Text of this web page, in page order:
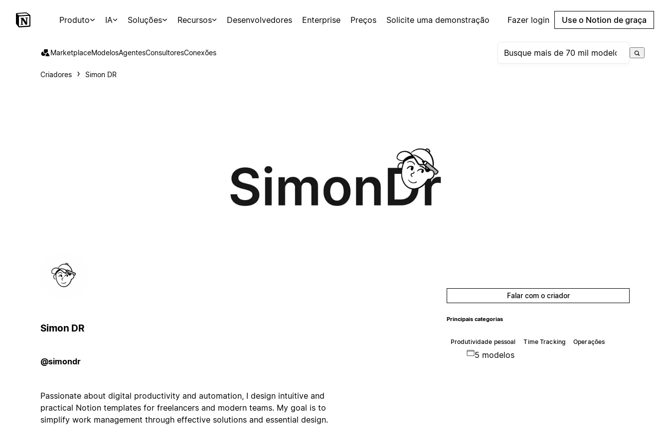
Produto IA Soluções Recursos Desenvolvedores Enterprise Preços Solicite uma demonstração Fazer login Use o Notion de graça
MarketplaceModelosAgentesConsultoresConexões
Criadores Simon DR
Simon DR
@simondr
Passionate about digital productivity and automation, I design intuitive and
practical Notion templates for freelancers and modern teams. My goal is to
simplify work management through effective solutions and essential design.
Falar com o criador
Principais categorias
Produtividade pessoal Time Tracking Operações
5 modelos